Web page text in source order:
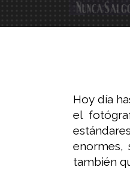
Hoy día
el
enormes,
también